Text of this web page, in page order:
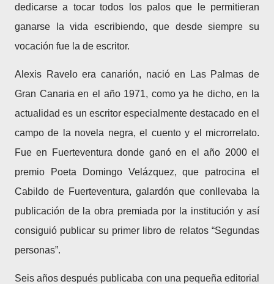
dedicarse a tocar todos los palos que le permitieran
ganarse la vida escribiendo, que desde siempre su
vocación fue la de escritor.
Alexis Ravelo era canarión, nació en Las Palmas de
Gran Canaria en el año 1971, como ya he dicho, en la
actualidad es un escritor especialmente destacado en el
campo de la novela negra, el cuento y el microrrelato.
Fue en Fuerteventura donde ganó en el año 2000 el
premio Poeta Domingo Velázquez, que patrocina el
Cabildo de Fuerteventura, galardón que conllevaba la
publicación de la obra premiada por la institución y así
consiguió publicar su primer libro de relatos “Segundas
personas”.
Seis años después publicaba con una pequeña editorial